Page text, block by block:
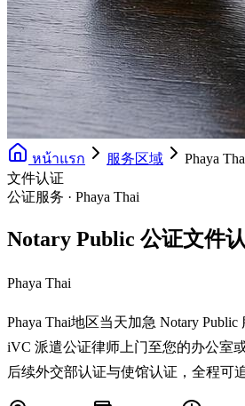
หน้าแรก 服务区域 Phaya
文件认证
公证服务 · Phaya Thai
Notary Public 公证文件
Phaya Thai
Phaya Thai地区当天加急 Notary Public
iVC 派遣公证律师上门至您的办公室
后续外交部认证与使馆认证，全程可追